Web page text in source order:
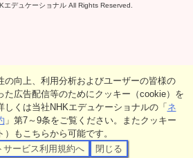
デュケーショナル All Rights Reserved.
の向上、利用分析およびユーザーの皆様の
た広告配信等のためにクッキー（cookie）を
しくは当社NHKエデュケーショナルの「ネ
」第7～9条をご覧ください。またクッキー
もこちらから可能です。
サービス利用規約へ
閉じる